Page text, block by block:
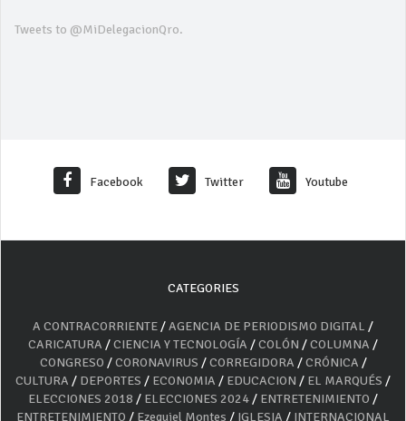
Tweets to @MiDelegacionQro.
Facebook Twitter Youtube
CATEGORIES
A CONTRACORRIENTE/AGENCIA DE PERIODISMO DIGITAL /
CARICATURA /CIENCIA Y TECNOLOGÍA /COLÓN /COLUMNA /
CONGRESO /CORONAVIRUS /CORREGIDORA /CRÓNICA /
CULTURA / DEPORTES / ECONOMIA / EDUCACION / EL MARQUÉS /
ELECCIONES 2018 / ELECCIONES 2024/ ENTRETENIMIENTO /
ENTRETENIMIENTO / Ezequiel Montes / IGLESIA / INTERNACIONAL